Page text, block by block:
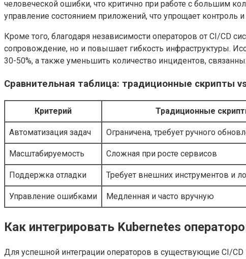
человеческой ошибки, что критично при работе с большим
управление состоянием приложений, что упрощает контроль
Кроме того, благодаря независимости операторов от CI/CD
сопровождение, но и повышает гибкость инфраструктуры.
30-50%, а также уменьшить количество инцидентов,
Сравнительная таблица: традиционные скрипты
Критерий Традиционные
Автоматизация задач Ограничена, требует ручного
Масштабируемость Сложная при росте сервисов
Поддержка отладки Требует внешних инструментов и
Управление ошибками Медленная и часто вручную
Как интегрировать Kubernetes
Для успешной интеграции операторов в существующие CI/